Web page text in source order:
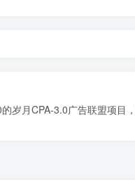
岁月CPA-3.0广告联盟项目